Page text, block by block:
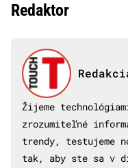
Redaktor
Žijeme
zrozumiteľné
trendy, testujeme
tak, aby ste sa v